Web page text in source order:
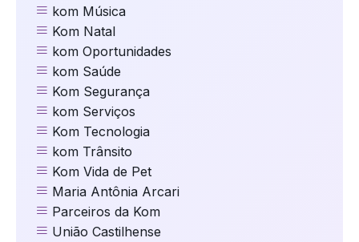
kom Música
Kom Natal
kom Oportunidades
kom Saúde
Kom Segurança
kom Serviços
Kom Tecnologia
kom Trânsito
Kom Vida de Pet
Maria Antônia Arcari
Parceiros da Kom
União Castilhense